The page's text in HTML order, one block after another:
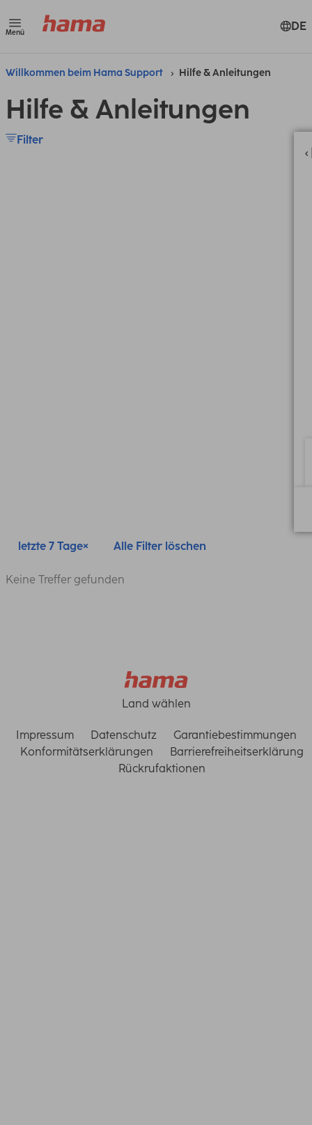
Menü DE
Willkommen beim Hama Support Hilfe & Anleitungen
Hilfe & Anleitungen
Filter
letzte 7 Tage Alle Filter löschen
Keine Treffer gefunden
Land wählen
Impressum Datenschutz
Garantiebestimmungen
Konformitätserklärungen
Barrierefreiheitserklärung
Rückrufaktionen